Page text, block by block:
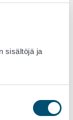
sisältöjä ja
läpi
lukien